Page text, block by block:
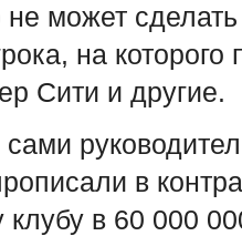
не может
на
Сити и другие.
в
клубу в 60 000